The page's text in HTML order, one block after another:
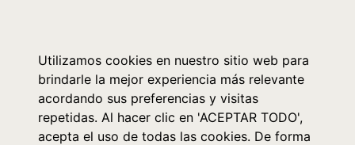
Utilizamos cookies en nuestro sitio web para
brindarle la mejor experiencia más relevante
acordando sus preferencias y visitas
repetidas. Al hacer clic en 'ACEPTAR TODO',
acepta el uso de todas las cookies. De forma